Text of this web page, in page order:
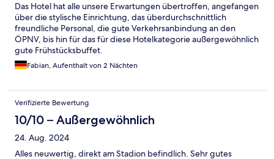
Das Hotel hat alle unsere Erwartungen übertroffen, angefangen
über die stylische Einrichtung, das überdurchschnittlich
freundliche Personal, die gute Verkehrsanbindung an den
ÖPNV, bis hin für das für diese Hotelkategorie außergewöhnlich
gute Frühstücksbuffet.
Fabian, Aufenthalt von 2 Nächten
Verifizierte Bewertung
10/10 – Außergewöhnlich
24. Aug. 2024
Alles neuwertig, direkt am Stadion befindlich. Sehr gutes